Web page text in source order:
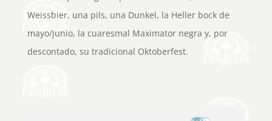
Weissbier, una pils, una Dunkel, la Heller bock de
mayo/junio, la cuaresmal Maximator negra y, por
descontado, su tradicional Oktoberfest.